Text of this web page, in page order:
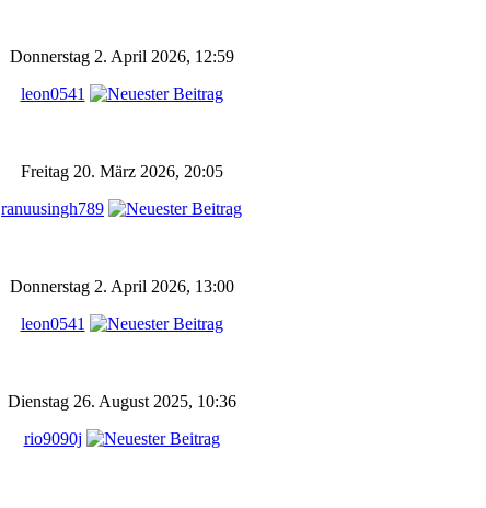
Donnerstag 2. April 2026, 12:59
leon0541
Freitag 20. März 2026, 20:05
ranuusingh789
Donnerstag 2. April 2026, 13:00
leon0541
Dienstag 26. August 2025, 10:36
rio9090j